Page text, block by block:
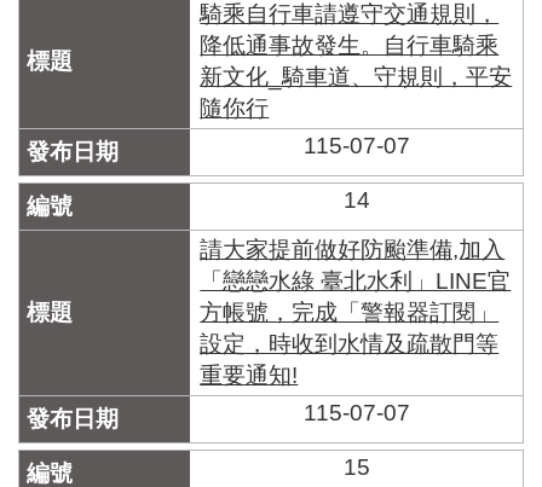
騎乘自行車請遵守交通規則，
降低通事故發生。自行車騎乘
新文化_騎車道、守規則，平安
隨你行
115-07-07
14
請大家提前做好防颱準備,加入
「戀戀水綠 臺北水利」LINE官
方帳號，完成「警報器訂閱」
設定，時收到水情及疏散門等
重要通知!
115-07-07
15